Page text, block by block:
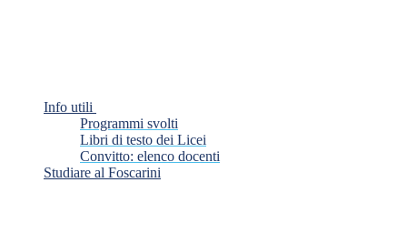
Info utili
Programmi svolti
Libri di testo dei Licei
Convitto: elenco docenti
Studiare al Foscarini